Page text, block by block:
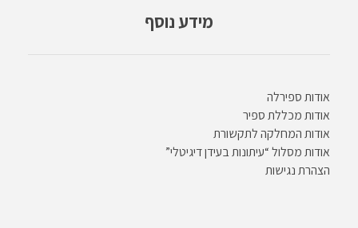
מידע נוסף
אודות ספירלה
אודות מכללת ספיר
אודות המחלקה לתקשורת
אודות מסלול “עיתונות בעידן דיגיטלי”
הצהרת נגישות